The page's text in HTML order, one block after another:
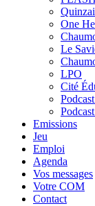
One
Le
LPO
Cité
Emissions
Jeu
Emploi
Agenda
Vos messages
Votre COM
Contact